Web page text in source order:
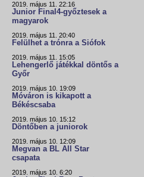
2019. május 11. 22:16
Junior Final4-győztesek a
magyarok
2019. május 11. 20:40
Felülhet a trónra a Siófok
2019. május 11. 15:05
Lehengerlő játékkal döntős a
Győr
2019. május 10. 19:09
Móváron is kikapott a
Békéscsaba
2019. május 10. 15:12
Döntőben a juniorok
2019. május 10. 12:09
Megvan a BL All Star
csapata
2019. május 10. 6:20